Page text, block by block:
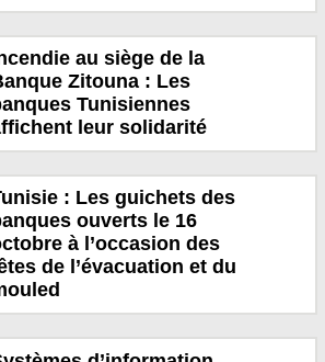
au siège de la
Zitouna : Les
Tunisiennes
leur solidarité
: Les guichets des
ouverts le 16
à l’occasion des
de l’évacuation et du